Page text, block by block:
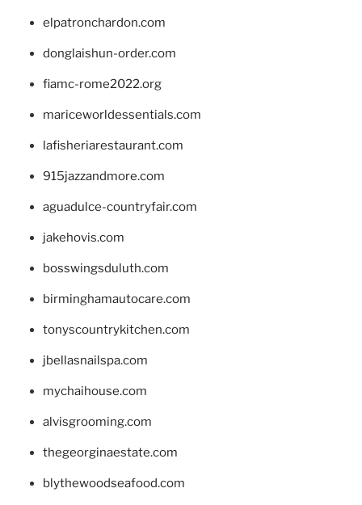
elpatronchardon.com
donglaishun-order.com
fiamc-rome2022.org
mariceworldessentials.com
lafisheriarestaurant.com
915jazzandmore.com
aguadulce-countryfair.com
jakehovis.com
bosswingsduluth.com
birminghamautocare.com
tonyscountrykitchen.com
jbellasnailspa.com
mychaihouse.com
alvisgrooming.com
thegeorginaestate.com
blythewoodseafood.com